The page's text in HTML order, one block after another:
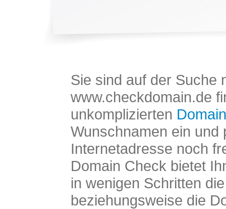
Sie sind auf der Suche
www.checkdomain.de
unkomplizierten
Wunschnamen ein und
Internetadresse noch
Domain Check bietet
in wenigen Schritten
beziehungsweise die